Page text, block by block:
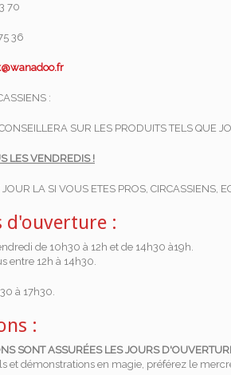
70
36
:
SUR LES PRODUITS TELS QUE
LES VENDREDIS !
LA SI VOUS ETES PROS, CIRCASSIENS,
d'ouverture :
de 10h30 à 12h et de 14h30 à19h.
entre 12h à 14h30.
à 17h30.
:
SONT ASSURÉES LES JOURS
et démonstrations en magie, préférez le